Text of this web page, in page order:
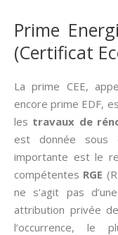
Prime
(Certificat
La prime CEE,
encore prime EDF,
les travaux de
est donnée sous
importante est le
compétentes RGE
ne s’agit pas
attribution privée
l’occurrence, le